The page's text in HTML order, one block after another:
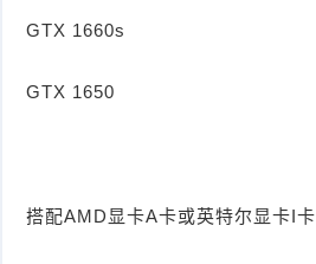
GTX 1660s
GTX 1650
搭配AMD显卡A卡或英特尔显卡I卡